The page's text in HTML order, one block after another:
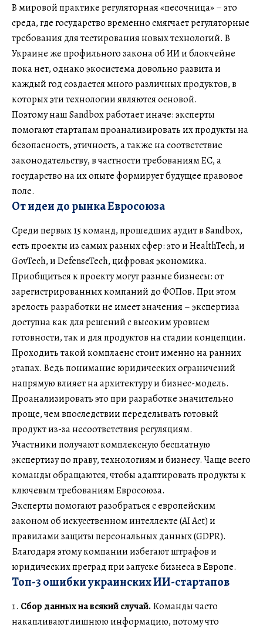
В мировой практике регуляторная «песочница» – это
среда, где государство временно смягчает регуляторные
требования для тестирования новых технологий. В
Украине же профильного закона об ИИ и блокчейне
пока нет, однако экосистема довольно развита и
каждый год создается много различных продуктов, в
которых эти технологии являются основой.
Поэтому наш Sandbox работает иначе: эксперты
помогают стартапам проанализировать их продукты на
безопасность, этичность, а также на соответствие
законодательству, в частности требованиям ЕС, а
государство на их опыте формирует будущее правовое
поле.
От идеи до рынка Евросоюза
Среди первых 15 команд, прошедших аудит в Sandbox,
есть проекты из самых разных сфер: это и HealthTech, и
GovTech, и DefenseTech, цифровая экономика.
Приобщиться к проекту могут разные бизнесы: от
зарегистрированных компаний до ФОПов. При этом
зрелость разработки не имеет значения – экспертиза
доступна как для решений с высоким уровнем
готовности, так и для продуктов на стадии концепции.
Проходить такой комплаенс стоит именно на ранних
этапах. Ведь понимание юридических ограничений
напрямую влияет на архитектуру и бизнес-модель.
Проанализировать это при разработке значительно
проще, чем впоследствии переделывать готовый
продукт из-за несоответствия регуляциям.
Участники получают комплексную бесплатную
экспертизу по праву, технологиям и бизнесу. Чаще всего
команды обращаются, чтобы адаптировать продукты к
ключевым требованиям Евросоюза.
Эксперты помогают разобраться с европейским
законом об искусственном интеллекте (AI Act) и
правилами защиты персональных данных (GDPR).
Благодаря этому компании избегают штрафов и
юридических преград при запуске бизнеса в Европе.
Топ-3 ошибки украинских ИИ-стартапов
Сбор данных на всякий случай. Команды часто
накапливают лишнюю информацию, потому что